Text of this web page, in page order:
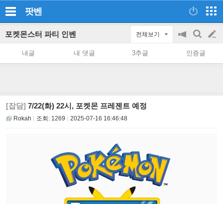
팟벤
포켓몬스터 파티 인벤 전체보기
공
on/off
검
색
글
쓰
내글 내 댓글 3추글 인증글
[잡담] 7/22(화) 22시, 포켓몬 프레젠트 예정
Rokah 조회: 1269 2025-07-16 16:46:48